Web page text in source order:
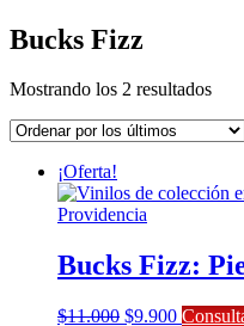
Bucks Fizz
Mostrando los 2 resultados
los
¡Oferta!
Bucks Fizz:
$11.000 El
$9.900El